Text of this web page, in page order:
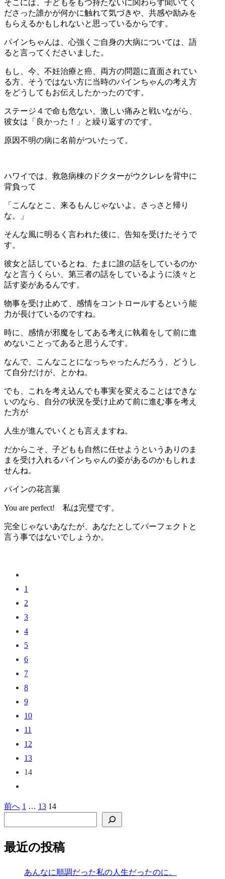
そこには、子どもをもつ持たないに関わらず聞いてく
ださった誰かが何かに触れて気づきや、共感や励みを
もらえるかもしれないと思っているからです。
パインちゃんは、心強くご自身の大病については、語
ると言ってくださいました。
もし、今、不妊治療と癌、両方の問題に直面されてい
る方、そうではない方に当時のパインちゃんの考え方
をどうしてもお伝えしたかったのです。
ステージ４で命も危ない、激しい痛みと戦いながら、
彼女は「良かった！」と繰り返すのです。
原因不明の病に名前がついたって。
ハワイでは、救急病棟のドクターがウクレレを背中に
背負って
「こんなとこ、来るもんじゃないよ。さっさと帰り
な。」
そんな風に明るく言われた後に、告知を受けたそうで
す。
彼女と話しているとね、たまに誰の話をしているのか
なと言うくらい、第三者の話をしているように淡々と
話す姿があるんです。
物事を受け止めて、感情をコントロールするという能
力が長けているのですね。
時に、感情が邪魔をしてある考えに執着をして前に進
めないことってあると思うんです。
なんで、こんなことになっちゃったんだろう、どうし
て自分だけが、とかね。
でも、これを考え込んでも事実を変えることはできな
いのなら、自分の状況を受け止めて前に進む事を考え
た方が
人生が進んでいくとも言えますね。
だからこそ、子どもも自然に任せようというありのま
まを受け入れるパインちゃんの姿があるのかもしれま
せんね。
パインの花言葉
You are perfect! 私は完璧です。
完全じゃないあなたが、あなたとしてパーフェクトと
言う事ではないでしょうか。
1
2
3
4
5
6
7
8
9
10
11
12
13
14
投
稿
の
前へ 1 … 13 14
最近の投稿
あんなに順調だった私の人生だったのに。